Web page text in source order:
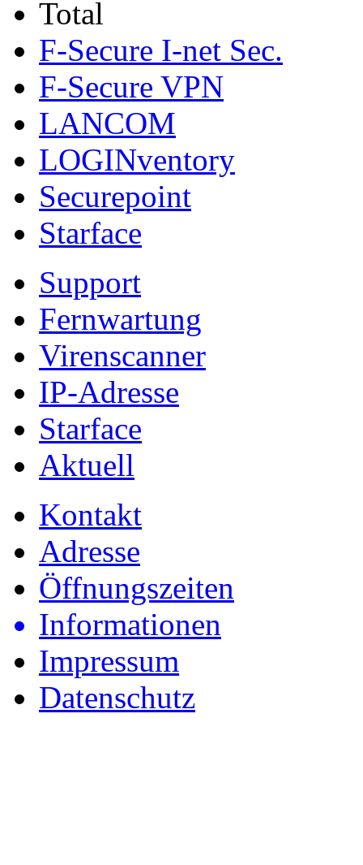
Total
F-Secure I-net Sec.
F-Secure VPN
LANCOM
LOGINventory
Securepoint
Starface
Support
Fernwartung
Virenscanner
IP-Adresse
Starface
Aktuell
Kontakt
Adresse
Öffnungszeiten
Informationen
Impressum
Datenschutz